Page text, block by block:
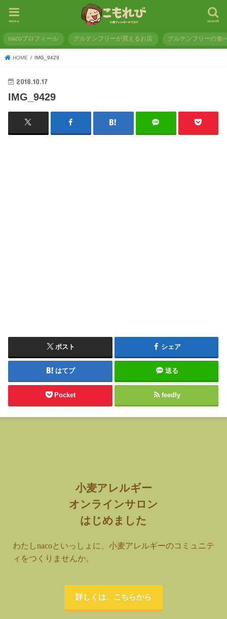
search
menu
nacoプロフィール グルテンフリーが買えるお店 グルテンフリーの食
HOME IMG_9429
2018.10.17
IMG_9429
ポスト シェア
はてブ 送る
Pocket feedly
小麦アレルギー
オンラインサロン
はじめました
わたしnacoといっしょに、小麦アレルギーのコミュニテ
ィをつくりませんか。
詳しくは、こちらから